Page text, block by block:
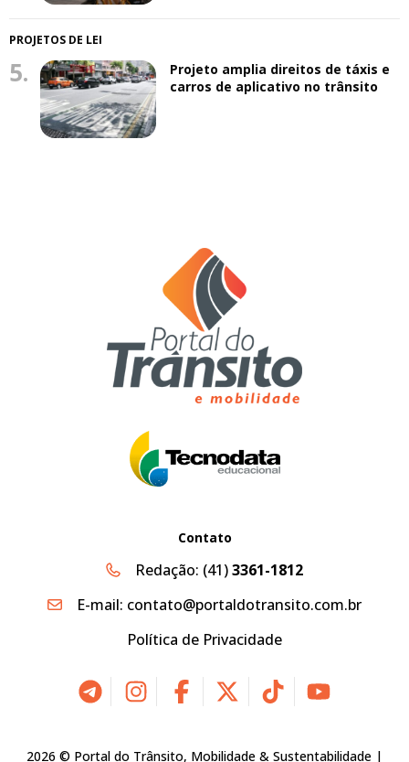
PROJETOS DE LEI
5.
Projeto amplia direitos de táxis e
carros de aplicativo no trânsito
Contato
Redação: (41)3361-1812
E-mail: contato@portaldotransito.com.br
Política de Privacidade
2026 © Portal do Trânsito, Mobilidade & Sustentabilidade |